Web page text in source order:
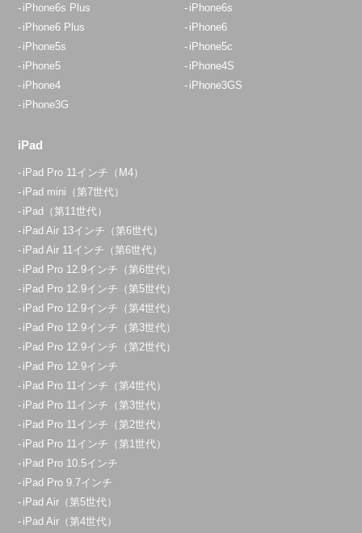
iPhone6s Plus
iPhone6s
iPhone6 Plus
iPhone6
iPhone5s
iPhone5c
iPhone5
iPhone4S
iPhone4
iPhone3GS
iPhone3G
iPad
iPad Pro 11インチ（M4）
iPad mini（第7世代）
iPad（第11世代）
iPad Air 13インチ（第6世代）
iPad Air 11インチ（第6世代）
iPad Pro 12.9インチ（第6世代）
iPad Pro 12.9インチ（第5世代）
iPad Pro 12.9インチ（第4世代）
iPad Pro 12.9インチ（第3世代）
iPad Pro 12.9インチ（第2世代）
iPad Pro 12.9インチ
iPad Pro 11インチ（第4世代）
iPad Pro 11インチ（第3世代）
iPad Pro 11インチ（第2世代）
iPad Pro 11インチ（第1世代）
iPad Pro 10.5インチ
iPad Pro 9.7インチ
iPad Air（第5世代）
iPad Air（第4世代）